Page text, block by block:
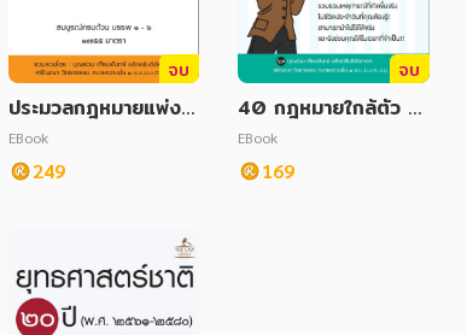
จบ
ประมวลกฎหมายแพ่งแ
ละพาณิชย์ พร้อมหัวข้อ
เรื่องทุกมาตรา ฉบับสม
บูรณ์
EBook
249
จบ
40 กฎหมายใกล้ตัว รู้ไ
ว้ไม่ถูกเอาเปรียบ!!
EBook
169